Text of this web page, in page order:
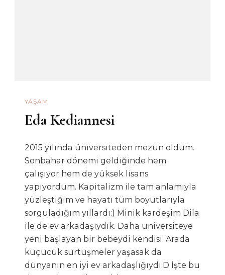
YAŞAM
Eda Kediannesi
2015 yılında üniversiteden mezun oldum.
Sonbahar dönemi geldiğinde hem
çalışıyor hem de yüksek lisans
yapıyordum. Kapitalizm ile tam anlamıyla
yüzleştiğim ve hayatı tüm boyutlarıyla
sorguladığım yıllardı:) Minik kardeşim Dila
ile de ev arkadaşıydık. Daha üniversiteye
yeni başlayan bir bebeydi kendisi. Arada
küçücük sürtüşmeler yaşasak da
dünyanın en iyi ev arkadaşlığıydı:D İşte bu